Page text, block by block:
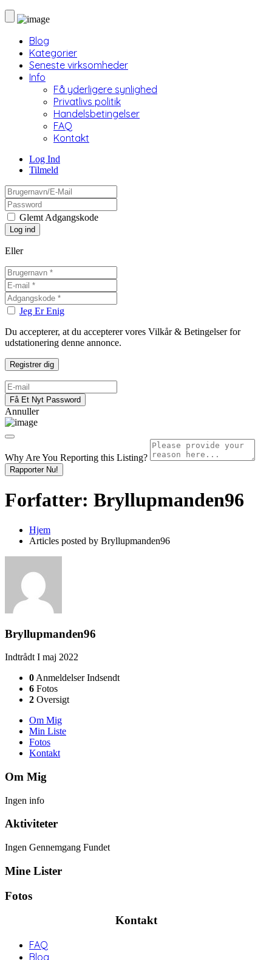
Blog
Kategorier
Seneste virksomheder
Info
Få yderligere synlighed
Privatlivs politik
Handelsbetingelser
FAQ
Kontakt
Log Ind
Tilmeld
Glemt Adgangskode
Eller
Jeg Er Enig
Du accepterer, at du accepterer vores Vilkår & Betingelser for
udstationering denne annonce.
Annuller
Why Are You Reporting this Listing?
Rapporter Nu!
Forfatter: Bryllupmanden96
Hjem
Articles posted by Bryllupmanden96
Bryllupmanden96
Indtrådt I maj 2022
0 Anmeldelser Indsendt
6 Fotos
2 Oversigt
Om Mig
Min Liste
Fotos
Kontakt
Om Mig
Ingen info
Aktiviteter
Ingen Gennemgang Fundet
Mine Lister
Fotos
Kontakt
FAQ
Blog